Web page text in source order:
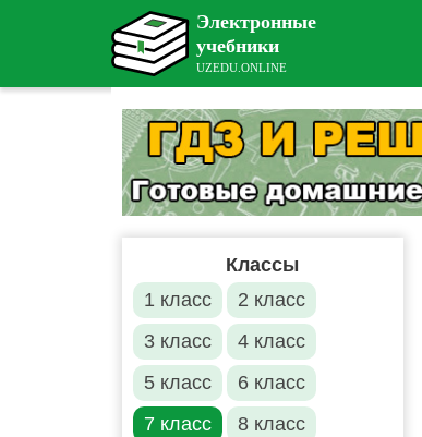
Классы
1 класс
2 класс
3 класс
4 класс
5 класс
6 класс
7 класс
8 класс